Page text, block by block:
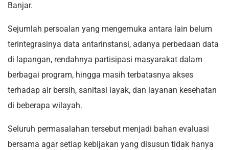
Banjar.
Sejumlah persoalan yang mengemuka antara lain belum
terintegrasinya data antarinstansi, adanya perbedaan data
di lapangan, rendahnya partisipasi masyarakat dalam
berbagai program, hingga masih terbatasnya akses
terhadap air bersih, sanitasi layak, dan layanan kesehatan
di beberapa wilayah.
Seluruh permasalahan tersebut menjadi bahan evaluasi
bersama agar setiap kebijakan yang disusun tidak hanya